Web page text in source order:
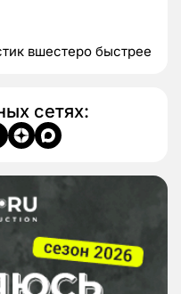
вшестеро быстрее
сетях: